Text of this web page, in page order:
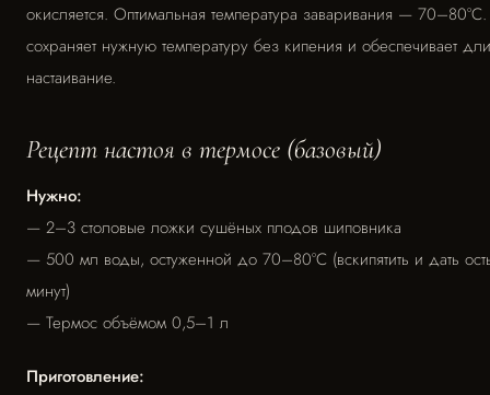
окисляется. Оптимальная температура заваривания —
сохраняет нужную температуру без кипения и обеспечивает
настаивание.
Рецепт настоя в термосе (базовый)
Нужно:
— 2–3 столовые ложки сушёных плодов шиповника
— 500 мл воды, остуженной до 70–80°C (вскипятить и дать
минут)
— Термос объёмом 0,5–1 л
Приготовление: